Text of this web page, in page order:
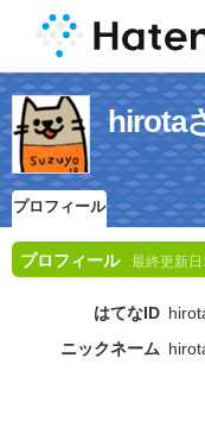
hirota
プロフィール
プロフィール 最終更新日:
はてなID
ニックネーム